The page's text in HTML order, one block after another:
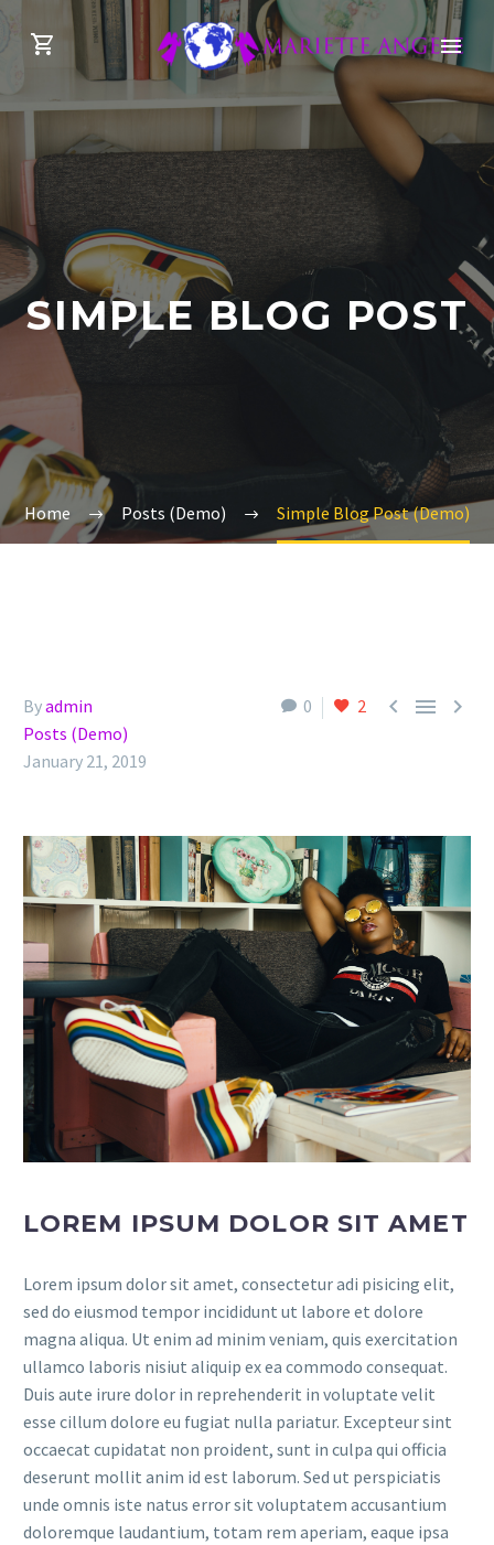
SIMPLE BLOG POST
Home Posts (Demo) Simple Blog Post (Demo)
0 2   
Byadmin
Posts (Demo)
January 21, 2019
LOREM IPSUM DOLOR SIT AMET
Lorem ipsum dolor sit amet, consectetur adi pisicing elit,
sed do eiusmod tempor incididunt ut labore et dolore
magna aliqua. Ut enim ad minim veniam, quis exercitation
ullamco laboris nisiut aliquip ex ea commodo consequat.
Duis aute irure dolor in reprehenderit in voluptate velit
esse cillum dolore eu fugiat nulla pariatur. Excepteur sint
occaecat cupidatat non proident, sunt in culpa qui officia
deserunt mollit anim id est laborum. Sed ut perspiciatis
unde omnis iste natus error sit voluptatem accusantium
doloremque laudantium, totam rem aperiam, eaque ipsa